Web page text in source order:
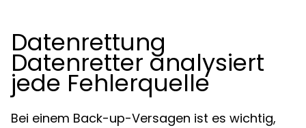
Datenrettung
Datenretter analysiert
jede Fehlerquelle
Bei einem Back-up-Versagen ist es wichtig,